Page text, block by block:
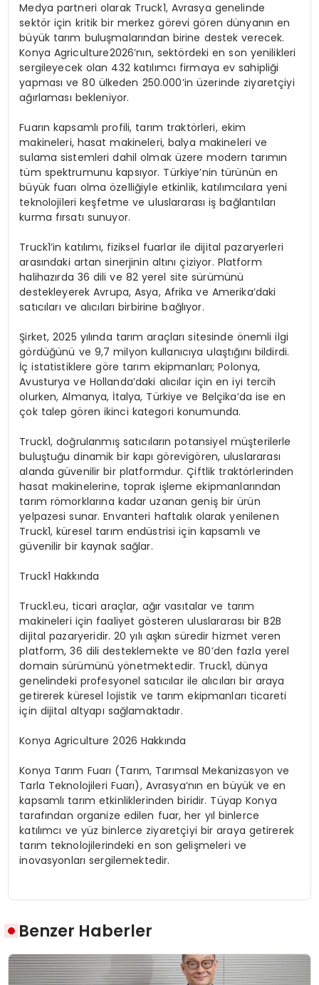
Medya partneri olarak Truck1, Avrasya genelinde
sektör için kritik bir merkez görevi gören dünyanın en
büyük tarım buluşmalarından birine destek verecek.
Konya Agriculture2026’nın, sektördeki en son yenilikleri
sergileyecek olan 432 katılımcı firmaya ev sahipliği
yapmasıve 80 ülkeden 250.000’in üzerinde ziyaretçiyi
ağırlaması bekleniyor.
Fuarınkapsamlıprofili, tarım traktörleri, ekim
makineleri, hasat makineleri, balya makineleri ve
sulama sistemleri dahil olmak üzere modern tarımın
tüm spektrumunukapsıyor. Türkiye’nin türünün en
büyük fuarı olmaözelliğiyle etkinlik, katılımcılara yeni
teknolojileri keşfetme veuluslararasıişbağlantıları
kurma fırsatı sunuyor.
Truck1’in katılımı, fiziksel fuarlar ile dijital pazaryerleri
arasındaki artan sinerjinin altını çiziyor. Platform
halihazırda 36 dili ve 82 yerel site sürümünü
destekleyerek Avrupa, Asya, Afrika ve Amerika’daki
satıcıları ve alıcılarıbirbirinebağlıyor.
Şirket, 2025 yılında tarım araçlarısitesinde önemli ilgi
gördüğünü ve 9,7 milyon kullanıcıya ulaştığını bildirdi.
İç istatistiklere göre tarım ekipmanları; Polonya,
Avusturya ve Hollanda’daki alıcılariçin en iyi tercih
olurken, Almanya, İtalya, Türkiye ve Belçika’da ise en
çok talep gören ikinci kategori konumunda.
Truck1, doğrulanmış satıcıların potansiyel müşterilerle
buluştuğu dinamik bir kapıgörevigören,uluslararası
alanda güvenilir bir platformdur.Çiftlik traktörlerinden
hasat makinelerine, toprak işleme ekipmanlarından
tarım römorklarına kadar uzanan geniş birürün
yelpazesi sunar. Envanteri haftalık olarak yenilenen
Truck1, küresel tarım endüstrisi için kapsamlı ve
güvenilir bir kaynak sağlar.
Truck1 Hakkında
Truck1.eu, ticari araçlar, ağır vasıtalar ve tarım
makineleri için faaliyet gösteren uluslararasıbir B2B
dijital pazaryeridir. 20 yılı aşkın süredir hizmet veren
platform, 36 dili desteklemekte ve 80’den fazla yerel
domain sürümünüyönetmektedir. Truck1, dünya
genelindeki profesyonel satıcılarile alıcılarıbir araya
getirerek küresel lojistik ve tarım ekipmanları ticareti
için dijital altyapı sağlamaktadır.
Konya Agriculture 2026 Hakkında
Konya Tarım Fuarı (Tarım, Tarımsal Mekanizasyon ve
Tarla Teknolojileri Fuarı), Avrasya’nın en büyük ve en
kapsamlı tarım etkinliklerinden biridir. Tüyap Konya
tarafından organize edilen fuar, her yıl binlerce
katılımcı ve yüz binlerce ziyaretçiyi bir araya getirerek
tarım teknolojilerindeki en songelişmeleri ve
inovasyonlarısergilemektedir.
Benzer Haberler